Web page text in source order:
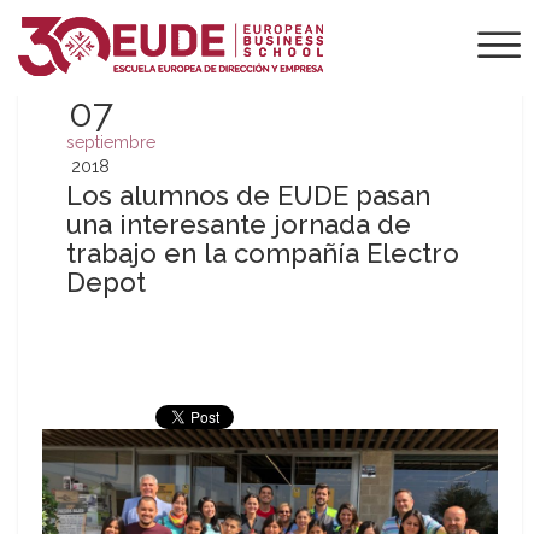
07
septiembre
2018
Los alumnos de EUDE pasan
una interesante jornada de
trabajo en la compañía Electro
Depot